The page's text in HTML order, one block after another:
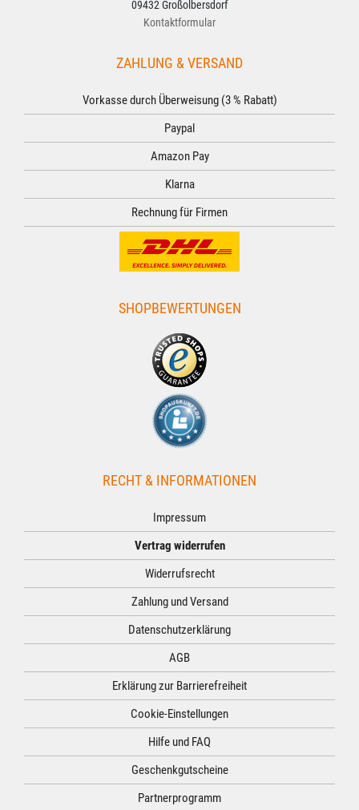
09432 Großolbersdorf
Kontaktformular
ZAHLUNG & VERSAND
Vorkasse durch Überweisung (3 % Rabatt)
Paypal
Amazon Pay
Klarna
Rechnung für Firmen
SHOPBEWERTUNGEN
RECHT & INFORMATIONEN
Impressum
Vertrag widerrufen
Widerrufsrecht
Zahlung und Versand
Datenschutzerklärung
AGB
Erklärung zur Barrierefreiheit
Cookie-Einstellungen
Hilfe und FAQ
Geschenkgutscheine
Partnerprogramm